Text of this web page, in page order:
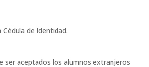
Cédula de Identidad.
ser aceptados los alumnos extranjeros